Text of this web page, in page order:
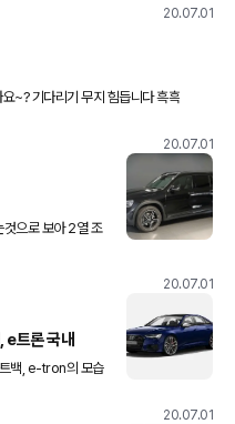
이브
20.07.01
~? 기다리기 무지 힘듭니다 흑흑
20.07.01
보아 2열 조
20.07.01
트론 국내
백, e-tron의 모습
외하면 전부 멀쩡
20.07.01